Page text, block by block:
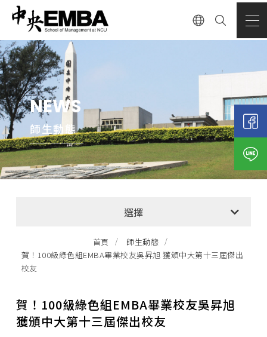
NEWS
師生動態
選擇
全部消息
EMBA招生公告
行政公告
師生動態
首頁
師生動態
賀！100級綠色組EMBA畢業校友吳昇旭 獲頒中大第十三屆傑出
校友
賀！100級綠色組EMBA畢業校友吳昇旭
獲頒中大第十三屆傑出校友